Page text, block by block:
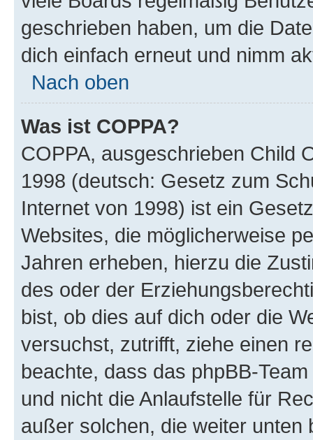
geschrieben haben, um die
dich einfach erneut und nimm
Nach oben
Was ist COPPA?
COPPA, ausgeschrieben Child
1998 (deutsch: Gesetz zum
Internet von 1998) ist ein
Websites, die möglicherweise
Jahren erheben, hierzu die
des oder der
bist, ob dies auf dich oder die
versuchst, zutrifft, ziehe einen
beachte, dass das phpBB-
und nicht die Anlaufstelle für
außer solchen, die weiter unten